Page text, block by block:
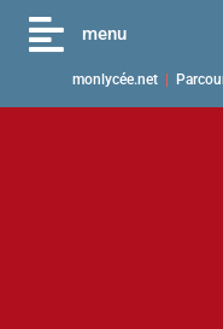
menu
monlycée.net